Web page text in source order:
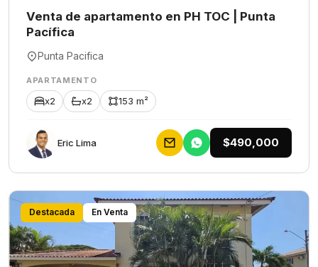
Venta de apartamento en PH TOC | Punta
Pacífica
Punta Pacifica
APARTAMENTO
x2 x2 153 m²
Eric Lima $490,000
Destacada En Venta